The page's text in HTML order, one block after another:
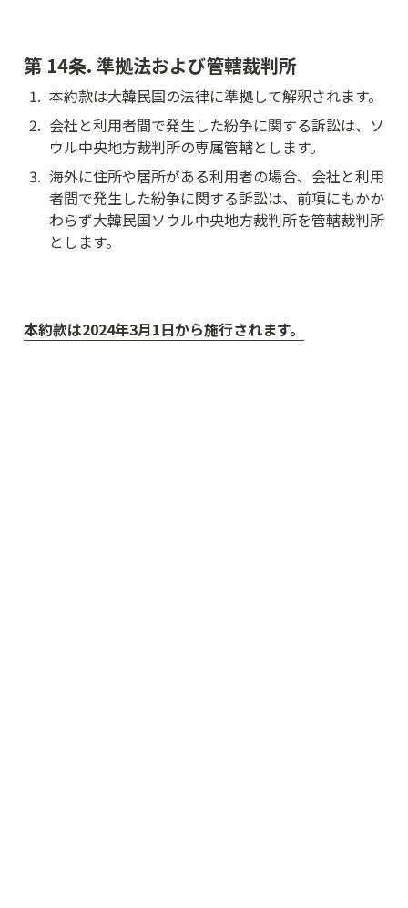
第 14条. 準拠法および管轄裁判所
1. 本約款は大韓民国の法律に準拠して解釈されます。
2. 会社と利用者間で発生した紛争に関する訴訟は、ソ
ウル中央地方裁判所の専属管轄とします。
3. 海外に住所や居所がある利用者の場合、会社と利用
者間で発生した紛争に関する訴訟は、前項にもかか
わらず大韓民国ソウル中央地方裁判所を管轄裁判所
とします。
本約款は2024年3月1日から施行されます。